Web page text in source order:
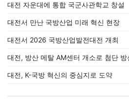
대전 자운대에 통합 국군사관학교 창설
대전서 만난 국방산업 미래 혁신 현장
대전서 2026 국방산업발전대전 개최
대전, 방산 메탈 AM센터 개소로 첨단
대전, K-국방 혁신의 중심지로 도약